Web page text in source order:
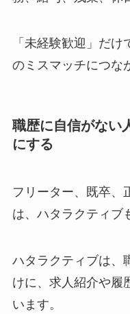
「未経験歓迎」だ
のミスマッチにつな
職歴に自信がない
にする
フリーター、既卒、
は、ハタラクティブ
ハタラクティブは、
けに、求人紹介や履
います。